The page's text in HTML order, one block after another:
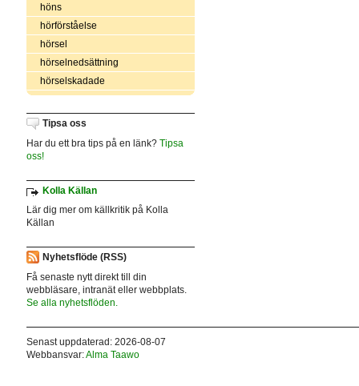
höns
hörförståelse
hörsel
hörselnedsättning
hörselskadade
Tipsa oss
Har du ett bra tips på en länk? Tipsa
oss!
Kolla Källan
Lär dig mer om källkritik på Kolla
Källan
Nyhetsflöde (RSS)
Få senaste nytt direkt till din
webbläsare, intranät eller webbplats.
Se alla nyhetsflöden.
Senast uppdaterad: 2026-08-07
Webbansvar:Alma Taawo